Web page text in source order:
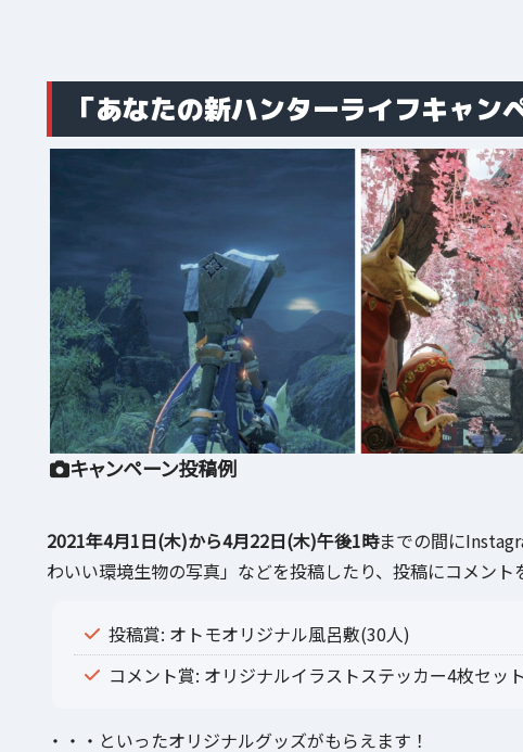
「あなたの新ハンターライフキャン
キャンペーン投稿例
2021年4月1日(木)から4月22日(木)午後1時までの間に
わいい環境生物の写真」などを投稿したり、投稿にコメント
投稿賞: オトモオリジナル風呂敷(30人)
コメント賞: オリジナルイラストステッカー4枚セッ
・・・といったオリジナルグッズがもらえます！